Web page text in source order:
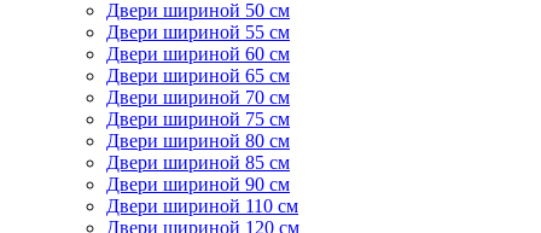
Двери шириной 50 см
Двери шириной 55 см
Двери шириной 60 см
Двери шириной 65 см
Двери шириной 70 см
Двери шириной 75 см
Двери шириной 80 см
Двери шириной 85 см
Двери шириной 90 см
Двери шириной 110 см
Двери шириной 120 см